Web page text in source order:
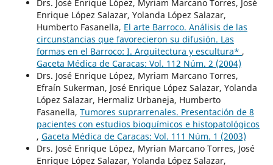
Drs. José Enrique López, Myriam Marcano Torres, José
Enrique López Salazar, Yolanda López Salazar,
Humberto Fasanella, El arte Barroco. Análisis de las
circunstancias que favorecieron su difusión. Las
formas en el Barroco: I. Arquitectura y escultura* ,
Gaceta Médica de Caracas: Vol. 112 Núm. 2 (2004)
Drs. José Enrique López, Myriam Marcano Torres,
Efraín Sukerman, José Enrique López Salazar, Yolanda
López Salazar, Hermaliz Urbaneja, Humberto
Fasanella, Tumores suprarrenales. Presentación de 8
pacientes con estudios bioquímicos e histopatológicos
, Gaceta Médica de Caracas: Vol. 111 Núm. 1 (2003)
Drs. José Enrique López, Myrian Marcano Torres, José
Enrique López Salazar, Yolanda López Salazar,